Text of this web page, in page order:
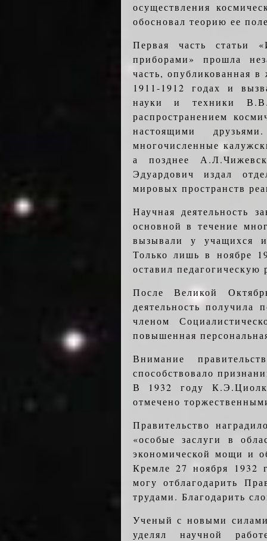
осуществления
обосновал теорию ее
Первая часть статьи
приборами» прошла
часть, опубликованная
1911-1912 годах и
науки и техники
распространением
настоящими
многочисленные
а позднее
Эдуардович издал
мировых пространств
Научная деятельность
основной в течение
вызывали у учащихся
Только лишь в ноябре
оставил педагогическую
После Великой
деятельность
членом
повышенная
Внимание
способствовало
В 1932 году
отмечено
Правительство
«особые заслуги в
экономической мощи и
Кремле 27 ноября 1932
могу отблагодарить
трудами. Благодарить
Ученый с новыми
уделял научной